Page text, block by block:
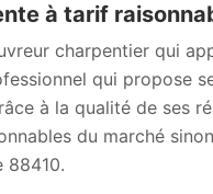
à tarif
charpentier qui
qui propose
à la qualité de ses
du marché
88410.